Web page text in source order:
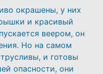
окрашены, у них
и красивый
веером, он
Но на самом
и готовы
опасности, они